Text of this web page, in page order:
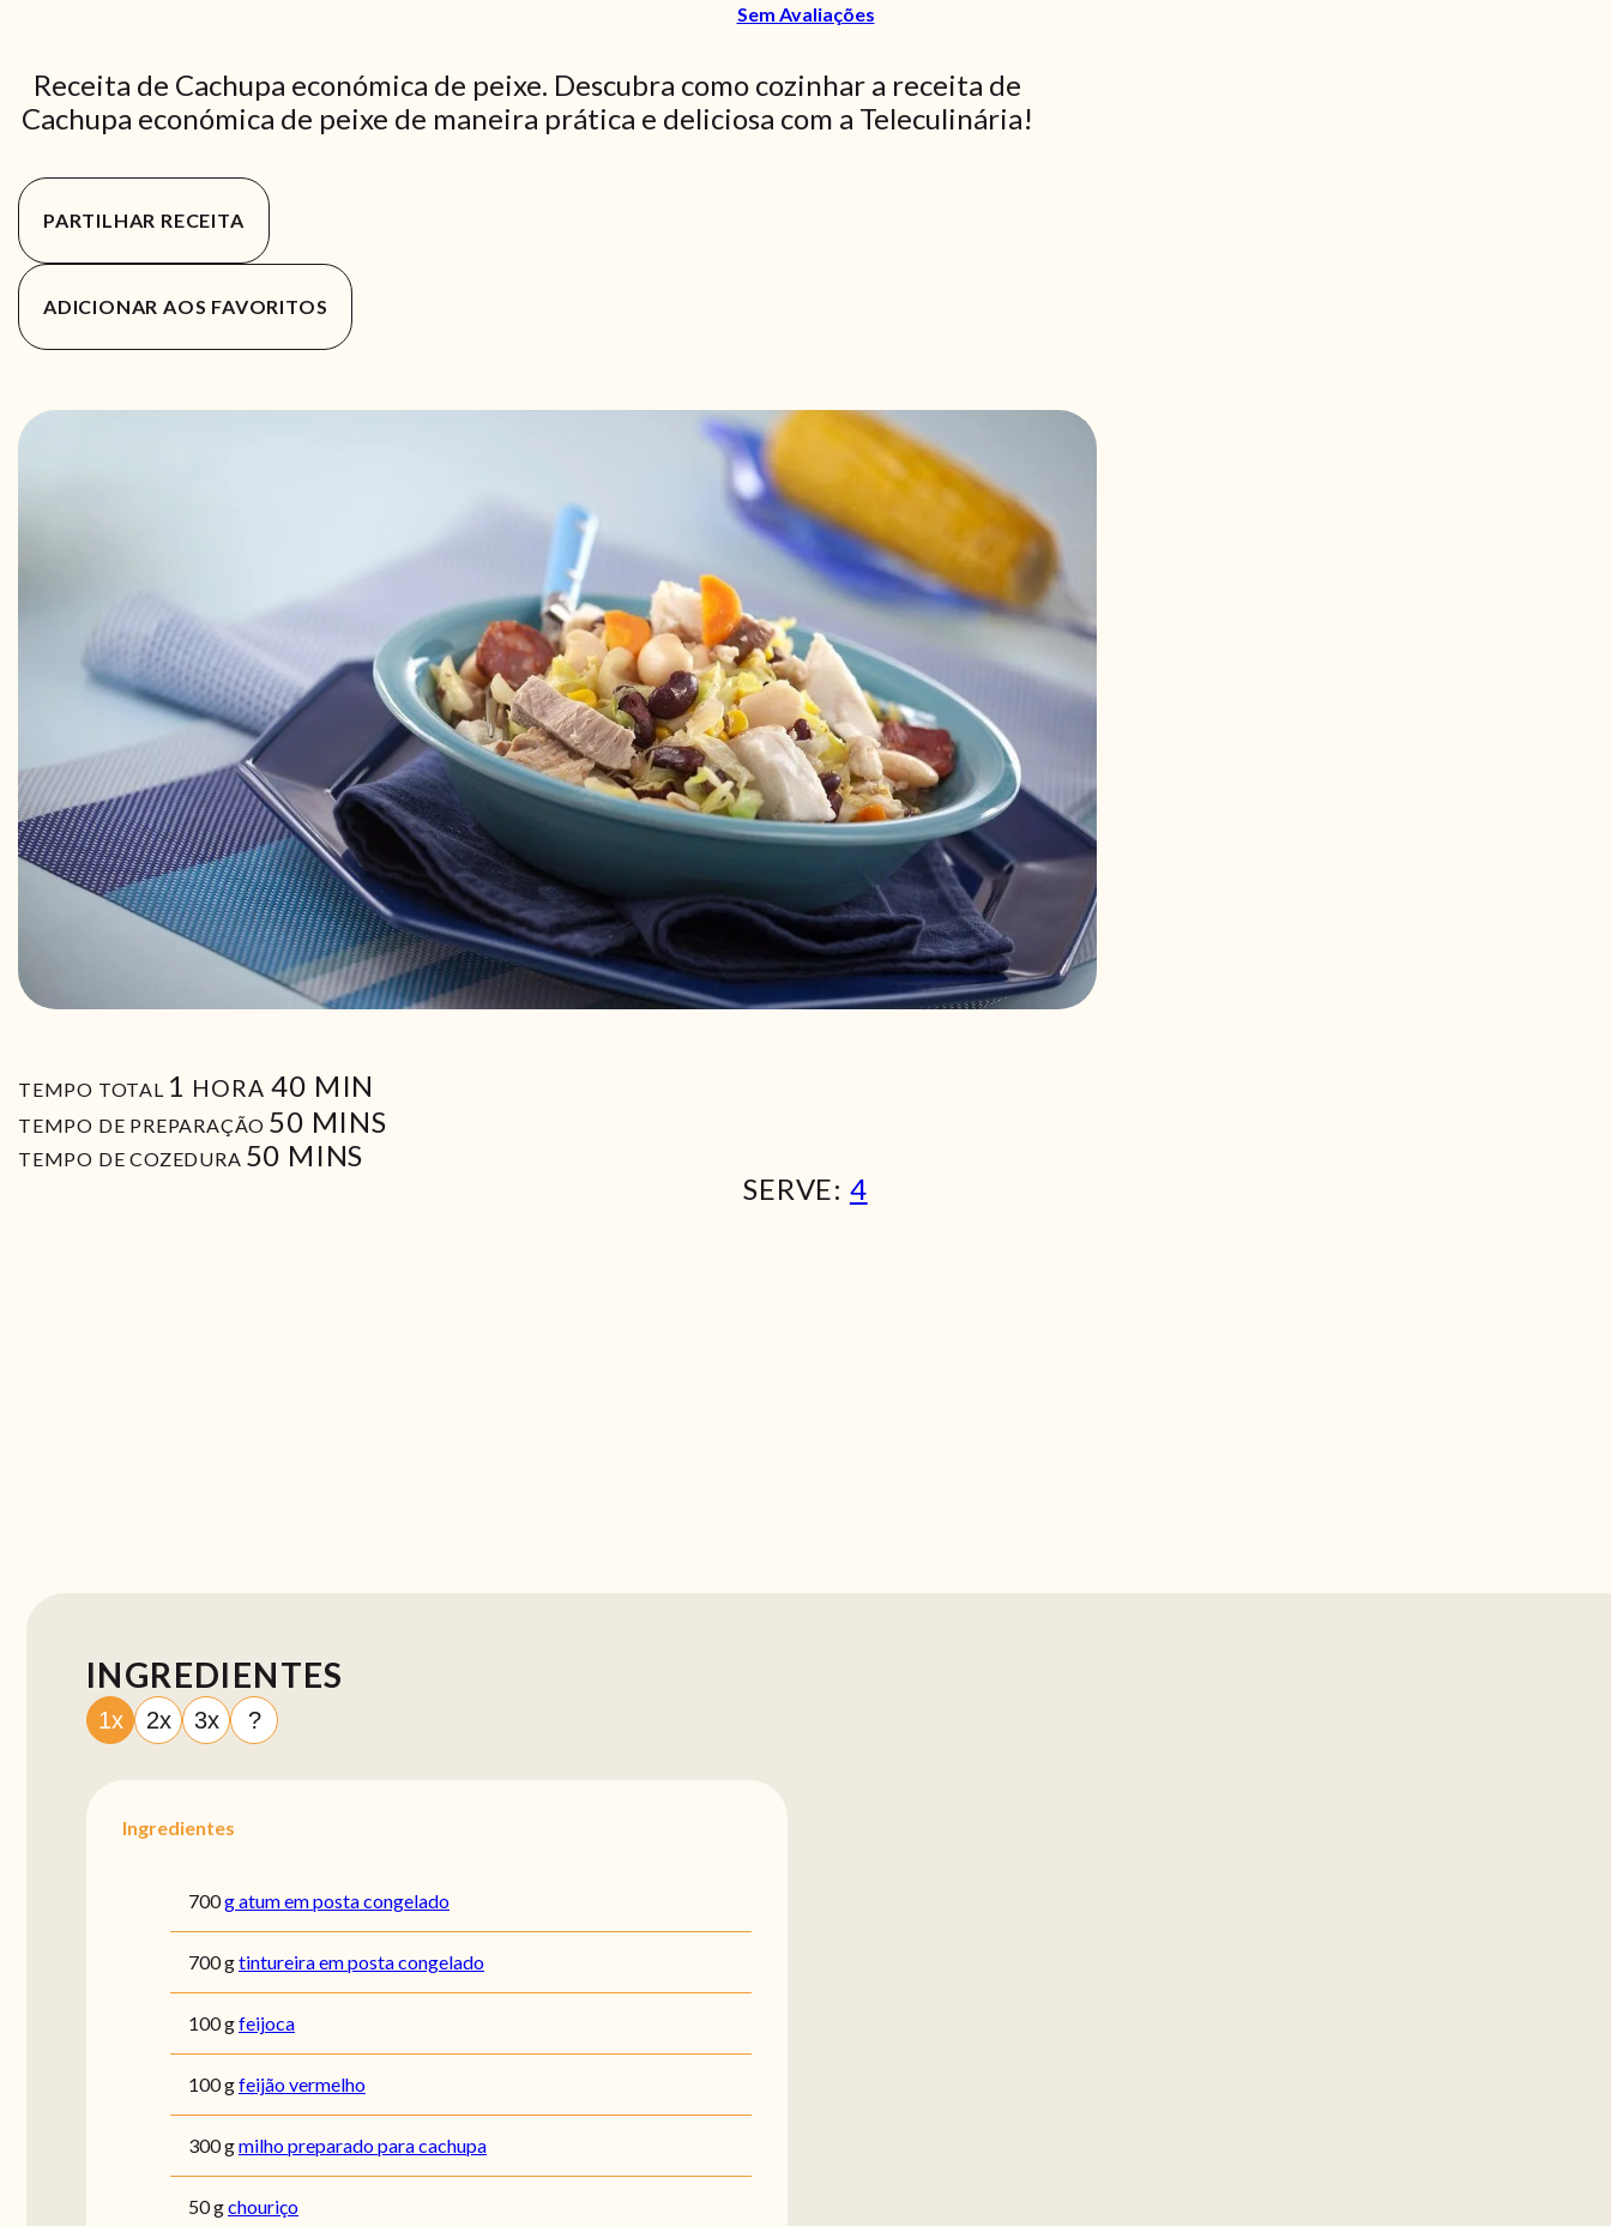
Sem Avaliações
Receita de Cachupa económica de peixe. Descubra como cozinhar a receita de
Cachupa económica de peixe de maneira prática e deliciosa com a Teleculinária!
PARTILHAR RECEITA
ADICIONAR AOS FAVORITOS
TEMPO TOTAL 1 HORA
HORA 40 MIN
MIN
TEMPO DE PREPARAÇÃO 50MIN
MINS
TEMPO DE COZEDURA 50 MIN
MINS
SERVE: 4
INGREDIENTES
1x 2x 3x ?
Ingredientes
700g atum em posta congelado
700 gtintureira em posta congelado
100 gfeijoca
100 gfeijão vermelho
300 gmilho preparado para cachupa
50 gchouriço